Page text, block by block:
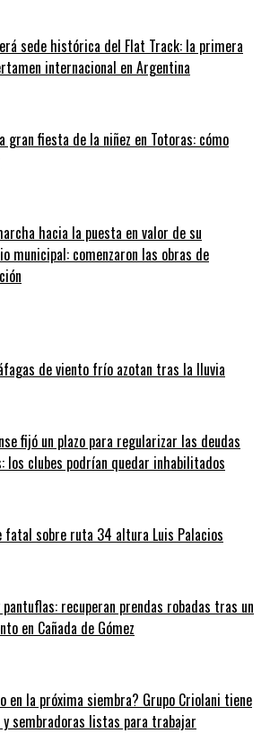
sede histórica del Flat Track: la primera
internacional en Argentina
gran fiesta de la niñez en Totoras: cómo
hacia la puesta en valor de su
municipal: comenzaron las obras de
de viento frío azotan tras la lluvia
fijó un plazo para regularizar las deudas
los clubes podrían quedar inhabilitados
fatal sobre ruta 34 altura Luis Palacios
recuperan prendas robadas tras un
en Cañada de Gómez
en la próxima siembra? Grupo Criolani tiene
sembradoras listas para trabajar